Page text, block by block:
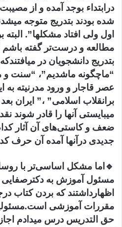
درابتداء بوجد آمده و از
شده بودند بتدریج متوجه
اول ولی افتاد مشکلها”.
مطالعه و درست‌تر گفته باشم
بتدریج دانشجویان در
“ماچگونه ماشدیم”، “سنت و
عصر قاجار و ورود مدرنیته به
برانقلاب اسلامی” ،” ایران
میبایستی آنها را قادر شوند
ضعف و کاستی‌های آن آثار
جدیدی درآنها آمده آن حرف
🔹اما مشکل اساسی‌تر با
مسئول آموزش به
اظهارداشتند که بردن کتاب
مقررات آموزشی
حق التدریس درس میدادم